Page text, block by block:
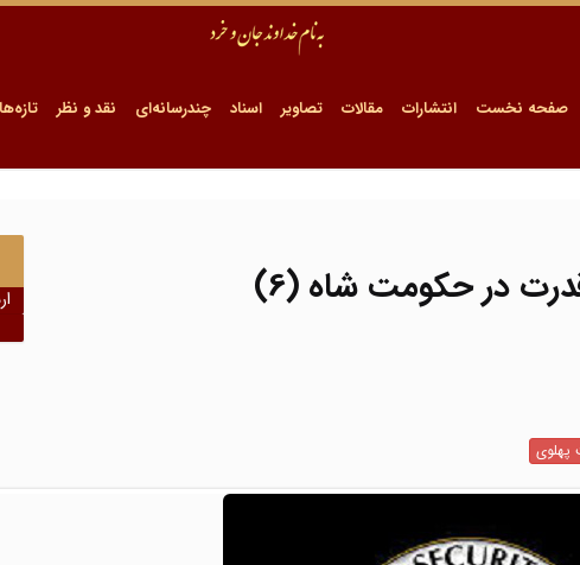
صفحه نخست انتشارات مقالات تصاویر اسناد چندرسانه‌ای نقد و نظر تازه‌ها
در حکومت شاه (6)
پهلوی